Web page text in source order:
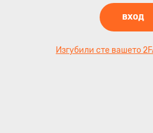
ВХОД
Изгубили сте вашето